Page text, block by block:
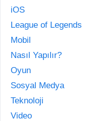
iOS
League of Legends
Mobil
Nasıl Yapılır?
Oyun
Sosyal Medya
Teknoloji
Video